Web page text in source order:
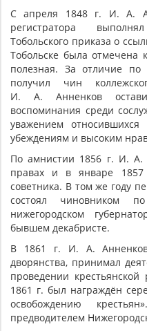
С апреля 1848 г. И. А.
регистратора
Тобольского приказа о
Тобольске была отмечена
полезная. За отличие
получил чин
И. А. Анненков
воспоминания среди
уважением
убеждениям и высоким
По амнистии 1856 г. И. А.
правах и в январе 1857
советника. В том же году
состоял чиновником
нижегородском
бывшем декабристе.
В 1861 г. И. А.
дворянства, принимал
проведении
1861 г. был награждён
освобождению
предводителем